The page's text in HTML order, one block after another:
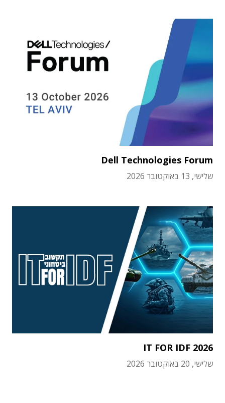
Dell Technologies Forum
שלישי, 13 באוקטובר 2026
IT FOR IDF 2026
שלישי, 20 באוקטובר 2026